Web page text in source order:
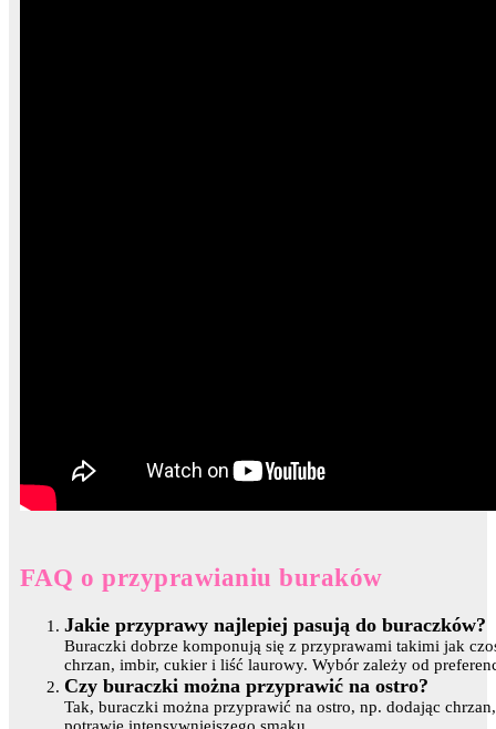
FAQ o przyprawianiu buraków
Jakie przyprawy najlepiej pasują do buraczków?
Buraczki dobrze komponują się z przyprawami takimi jak
chrzan, imbir, cukier i liść laurowy. Wybór zależy od
Czy buraczki można przyprawić na ostro?
Tak, buraczki można przyprawić na ostro, np. dodając
potrawie intensywniejszego smaku.